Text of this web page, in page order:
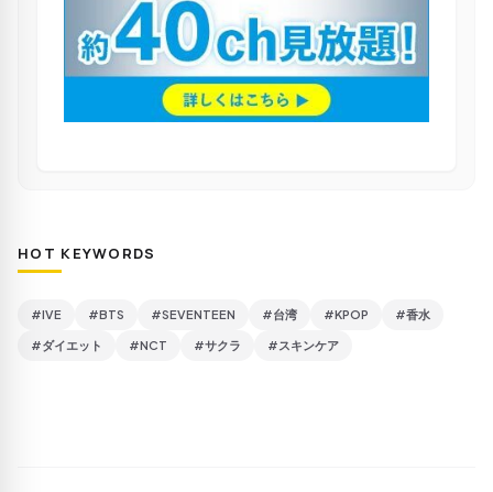
HOT KEYWORDS
#IVE #BTS #SEVENTEEN #台湾 #KPOP #香水
#ダイエット #NCT #サクラ #スキンケア